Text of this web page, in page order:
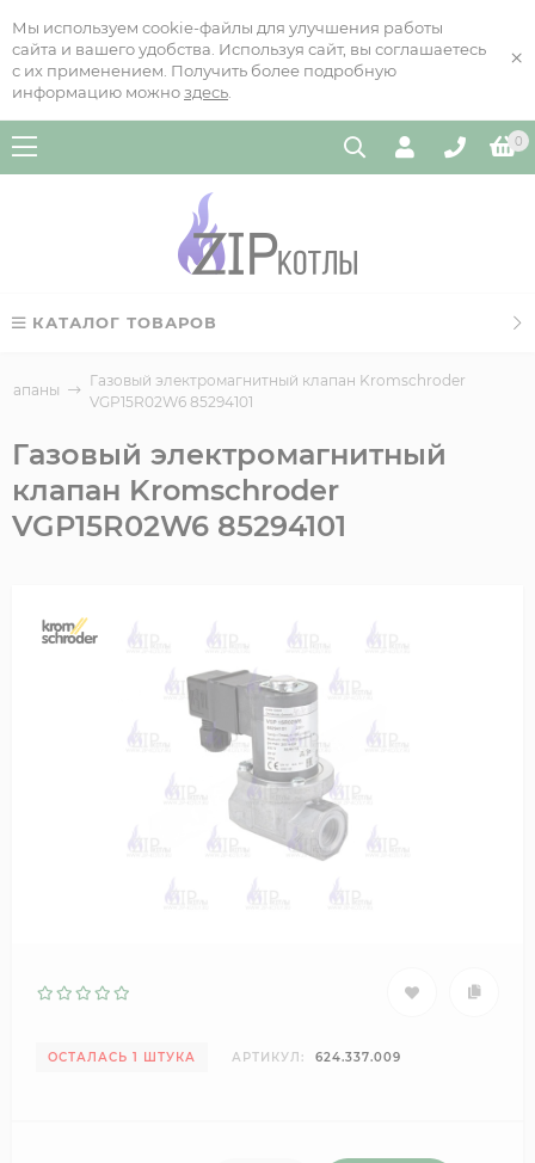
Мы используем cookie-файлы для улучшения работы
сайта и вашего удобства. Используя сайт, вы соглашаетесь
с их применением. Получить более подробную
информацию можно здесь
×
0
КАТАЛОГ ТОВАРОВ
Газовый электромагнитный клапан Kromschroder
VGP15R02W6 85294101
Газовый электромагнитный
клапан Kromschroder
VGP15R02W6 85294101
ОСТАЛАСЬ 1 ШТУКА АРТИКУЛ: 624.337.009